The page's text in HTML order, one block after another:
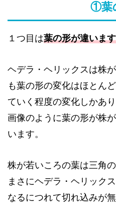
①葉
１つ目は葉の形が違いま
ヘデラ・ヘリックスは株
も葉の形の変化はほとん
ていく程度の変化しかあ
画像のように葉の形が株
います。
株が若いころの葉は三角
まさにヘデラ・ヘリック
なるにつれて切れ込みが